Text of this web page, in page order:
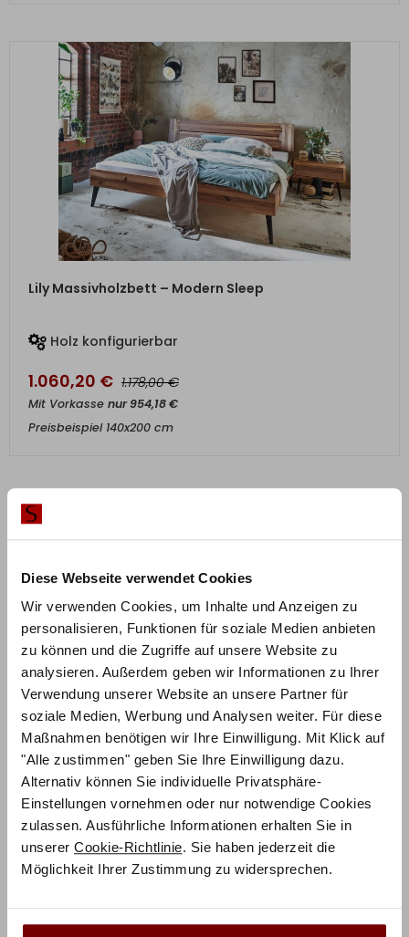
Diese Webseite verwendet Cookies
Wir verwenden Cookies, um Inhalte und Anzeigen zu
personalisieren, Funktionen für soziale Medien anbieten
zu können und die Zugriffe auf unsere Website zu
analysieren. Außerdem geben wir Informationen zu Ihrer
Verwendung unserer Website an unsere Partner für
soziale Medien, Werbung und Analysen weiter. Für diese
Maßnahmen benötigen wir Ihre Einwilligung. Mit Klick auf
"Alle zustimmen" geben Sie Ihre Einwilligung dazu.
Alternativ können Sie individuelle Privatsphäre-
Einstellungen vornehmen oder nur notwendige Cookies
zulassen. Ausführliche Informationen erhalten Sie in
unserer Cookie-Richtlinie. Sie haben jederzeit die
Möglichkeit Ihrer Zustimmung zu widersprechen.
Lily Massivholzbett – Modern Sleep
Holz konfigurierbar
1.060,20 € 1.178,00€
Mit Vorkasse nur954,18€
Preisbeispiel 140x200 cm
ZUM PRODUKT
Emilia Bett – Bergamo
1.278,75€ 1.705,00 €
Mit Vorkassenur1.150,88€
Preisbeispiel 140x200 cm